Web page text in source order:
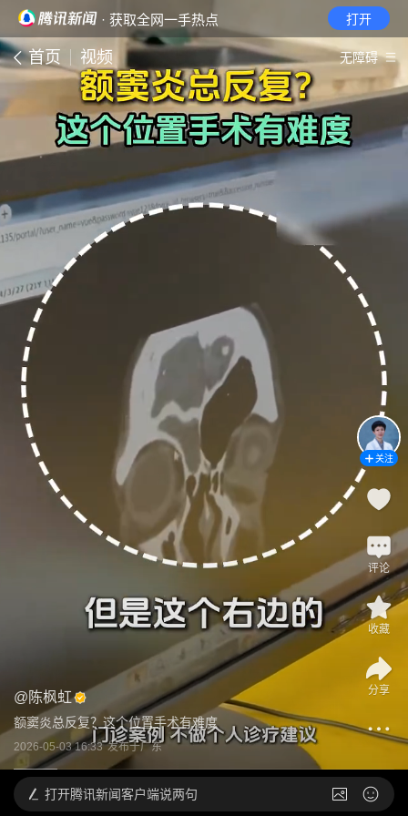
· 获取全网一手热点 打开
首页 视频 无障碍
@ 陈枫虹
额窦炎总反复？这个位置手术有难度
2026-05-03 16:33 发布于广东
关注
评论
收藏
分享
打开腾讯新闻客户端说两句